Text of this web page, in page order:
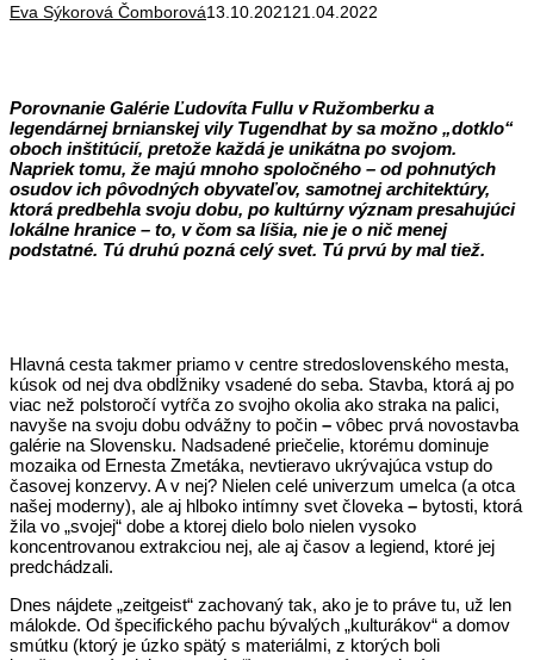
Eva Sýkorová Čomborová13.10.2021 21.04.2022
Porovnanie Galérie Ľudovíta Fullu v Ružomberku a
legendárnej brnianskej vily Tugendhat by sa možno „dotklo“
oboch inštitúcií, pretože každá je unikátna po svojom.
Napriek tomu, že majú mnoho spoločného – od pohnutých
osudov ich pôvodných obyvateľov, samotnej architektúry,
ktorá predbehla svoju dobu, po kultúrny význam presahujúci
lokálne hranice – to, v čom sa líšia, nie je o nič menej
podstatné. Tú druhú pozná celý svet. Tú prvú by mal tiež.
Hlavná cesta takmer priamo v centre stredoslovenského mesta,
kúsok od nej dva obdĺžniky vsadené do seba. Stavba, ktorá aj po
viac než polstoročí vytŕča zo svojho okolia ako straka na palici,
navyše na svoju dobu odvážny to počin – vôbec prvá novostavba
galérie na Slovensku. Nadsadené priečelie, ktorému dominuje
mozaika od Ernesta Zmetáka, nevtieravo ukrývajúca vstup do
časovej konzervy. A v nej? Nielen celé univerzum umelca (a otca
našej moderny), ale aj hlboko intímny svet človeka – bytosti, ktorá
žila vo „svojej“ dobe a ktorej dielo bolo nielen vysoko
koncentrovanou extrakciou nej, ale aj časov a legiend, ktoré jej
predchádzali.
Dnes nájdete „zeitgeist“ zachovaný tak, ako je to práve tu, už len
málokde. Od špecifického pachu bývalých „kulturákov“ a domov
smútku (ktorý je úzko spätý s materiálmi, z ktorých boli